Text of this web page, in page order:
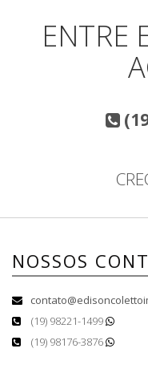
ENTRE
NOSSOS
(19) 98221-1499
(19) 98176-3876